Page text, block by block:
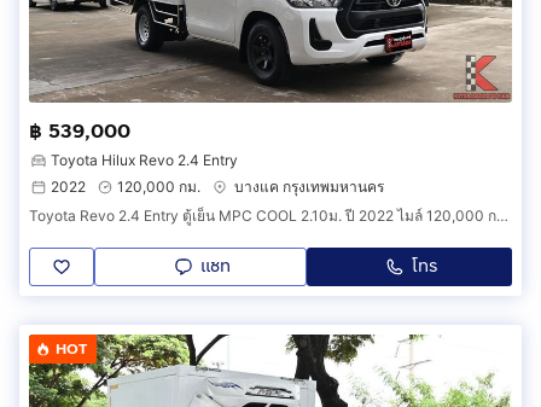
฿ 539,000
Toyota Hilux Revo 2.4 Entry
2022
120,000 กม.
บางแค กรุงเทพมหานคร
Toyota Revo 2.4 Entry ตู้เย็น MPC COOL 2.10ม. ปี 2022 ไมล์ 120,000 กม รหัสสินค้า CCGE
แชท โทร
HOT